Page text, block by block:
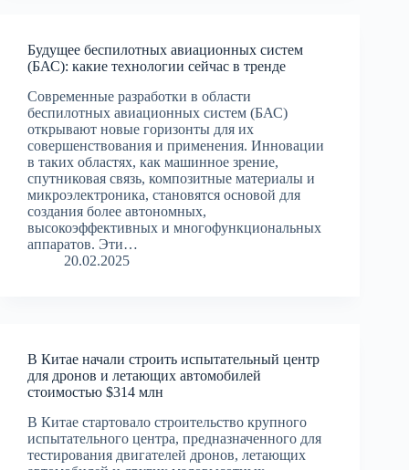
Будущее беспилотных авиационных систем
(БАС): какие технологии сейчас в тренде
Современные разработки в области
беспилотных авиационных систем (БАС)
открывают новые горизонты для их
совершенствования и применения. Инновации
в таких областях, как машинное зрение,
спутниковая связь, композитные материалы и
микроэлектроника, становятся основой для
создания более автономных,
высокоэффективных и многофункциональных
аппаратов. Эти…
20.02.2025
В Китае начали строить испытательный центр
для дронов и летающих автомобилей
стоимостью $314 млн
В Китае стартовало строительство крупного
испытательного центра, предназначенного для
тестирования двигателей дронов, летающих